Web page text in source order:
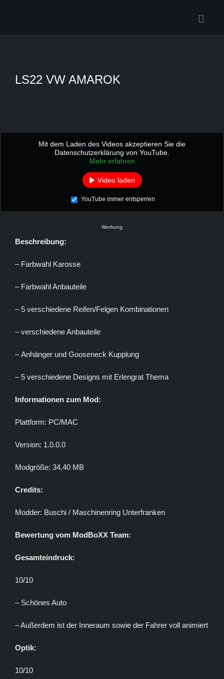
LS22 VW AMAROK
Mit dem Laden des Videos akzeptieren Sie die
Datenschutzerklärung von YouTube.
Mehr erfahren
Video laden
YouTube immer entsperren
Werbung
Beschreibung:
– Farbwahl Karosse
– Farbwahl Anbauteile
– 5 verschiedene Reifen/Felgen Kombinationen
– verschiedene Anbauteile
– Anhänger und Gooseneck Kupplung
– 5 verschiedene Designs mit Erlengrat Thema
Informationen zum Mod:
Plattform: PC/MAC
Version: 1.0.0.0
Modgröße: 34,40 MB
Credits:
Modder: Buschi / Maschinenring Unterfranken
Bewertung vom ModBoXX Team:
Gesamteindruck:
10/10
– Schönes Auto
– Außerdem ist der Inneraum sowie der Fahrer voll animiert
Optik:
10/10